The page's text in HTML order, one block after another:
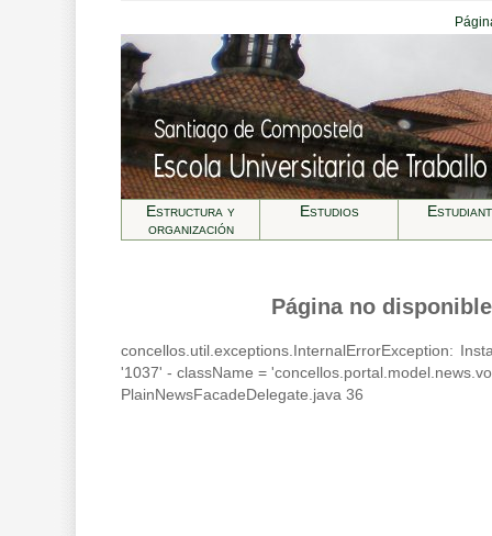
Estructura y
organización
Estudios
Página no
concellos.util.exceptions.InternalErrorException:
'1037' - className =
PlainNewsFacadeDelegate.java 36